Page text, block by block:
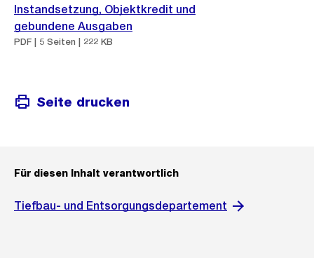
Instandsetzung, Objektkredit und
gebundene Ausgaben
PDF | 5 Seiten | 222 KB
Seite drucken
Für diesen Inhalt verantwortlich
Tiefbau- und Entsorgungsdepartement